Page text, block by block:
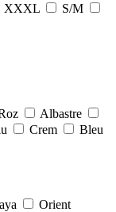
XXXL
S/M
Albastre
Crem
Bleu
Orient